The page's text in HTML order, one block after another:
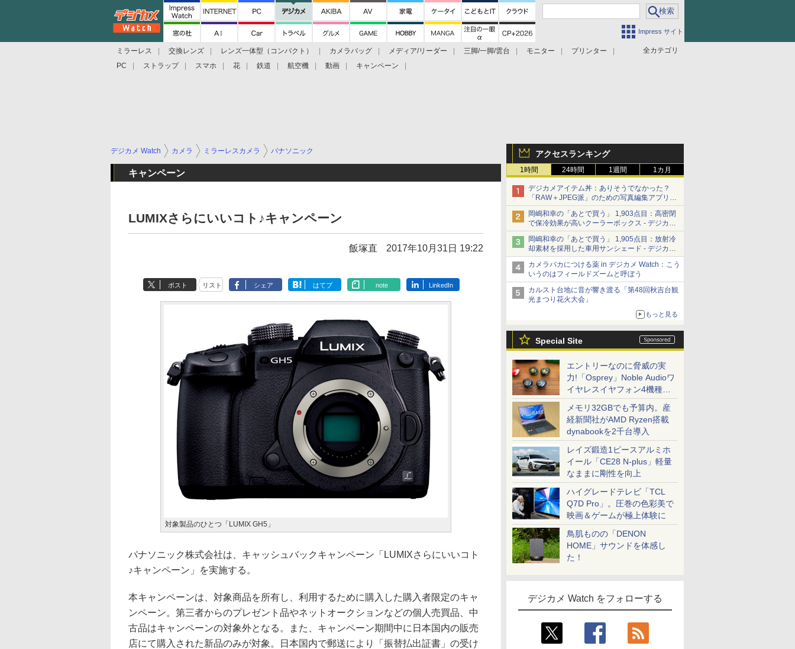
Impress サイト
全カテゴリ
ミラーレス 交換レンズ レンズ一体型（コンパクト） カメラバッグ メディア/リーダー 三脚/一脚/雲台 モニター
プリンター
PC
ストラップ スマホ 花 鉄道 航空機 動画 キャンペーン
アクセスランキング
1時間 24時間 1週間 1カ月
デジカメアイテム丼：ありそうでなかった？
「RAW＋JPEG派」のための写真編集アプリ
カメラデフォルトのJPEGを大切にする
「Filmator」
岡嶋和幸の「あとで買う」 1,903点目：高密閉
で保冷効果が高いクーラーボックス - デジカメ
Watch
岡嶋和幸の「あとで買う」 1,905点目：放射冷
却素材を採用した車用サンシェード - デジカメ
Watch
カメラバカにつける薬 in デジカメ Watch：こう
いうのはフィールドズームと呼ぼう
カルスト台地に音が響き渡る「第48回秋吉台観
光まつり花火大会」
もっと見る
Special Site
エントリーなのに脅威の実
力!「Osprey」Noble Audioワ
イヤレスイヤフォン4機種を
一気に聴く
メモリ32GBでも予算内。産
経新聞社がAMD Ryzen搭載
dynabookを2千台導入
レイズ鍛造1ピースアルミホ
イール「CE28 N-plus」軽量
なままに剛性を向上
ハイグレードテレビ「TCL
Q7D Pro」。圧巻の色彩美で
映画＆ゲームが極上体験に
鳥肌ものの「DENON
HOME」サウンドを体感し
た！
デジカメ Watch をフォローする
デジカメ Watch カメラ ミラーレスカメラ パナソニック
キャンペーン
LUMIXさらにいいコト♪キャンペーン
飯塚直 2017年10月31日 19:22
ポスト リスト シェア はてブ note LinkedIn
対象製品のひとつ「LUMIX GH5」
パナソニック株式会社は、キャッシュバックキャンペーン「LUMIXさらにいいコト
♪キャンペーン」を実施する。
本キャンペーンは、対象商品を所有し、利用するために購入した購入者限定のキャ
ンペーン。第三者からのプレゼント品やネットオークションなどの個人売買品、中
古品はキャンペーンの対象外となる。また、キャンペーン期間中に日本国内の販売
店にて購入された新品のみが対象。日本国内で郵送により「振替払出証書」の受け